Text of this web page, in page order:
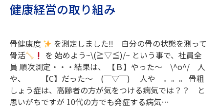
健康経営の取り組み
骨健康度
を測定しました‼ 自分の骨の状態を測って
骨活
を 始めよう~\(≧▽≦)/~ という事で、社員全
員 順次測定・・・結果は、 【Ｂ】やった～ \^o^/ 人
や、 【C】だった～ (￣▽￣) 人や 。。。 骨粗
しょう症は、高齢者の方が気をつける病気では？？ と
思いがちですが 10代の方でも発症する病気…